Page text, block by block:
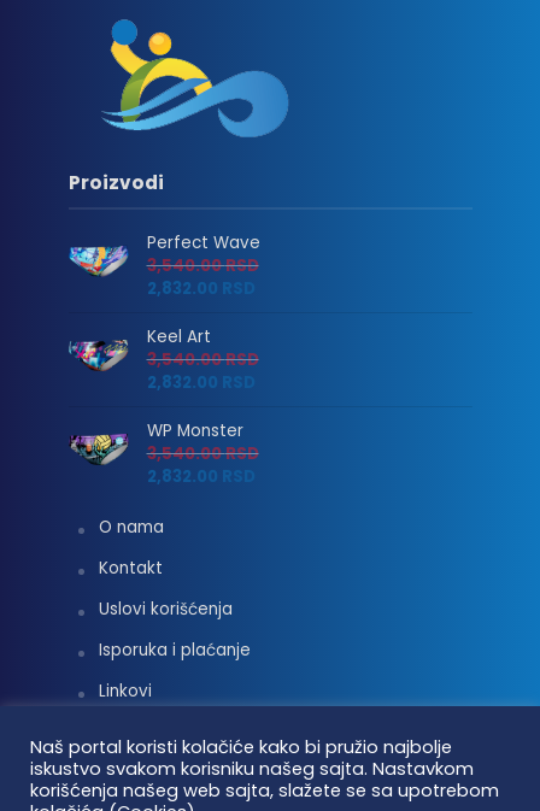
Proizvodi
Perfect Wave
3,540.00RSD
2,832.00 RSD
Keel Art
3,540.00RSD
2,832.00 RSD
WP Monster
3,540.00RSD
2,832.00 RSD
O nama
Kontakt
Uslovi korišćenja
Isporuka i plaćanje
Linkovi
Naš portal koristi kolačiće kako bi pružio najbolje
iskustvo svakom korisniku našeg sajta. Nastavkom
korišćenja našeg web sajta, slažete se sa upotrebom